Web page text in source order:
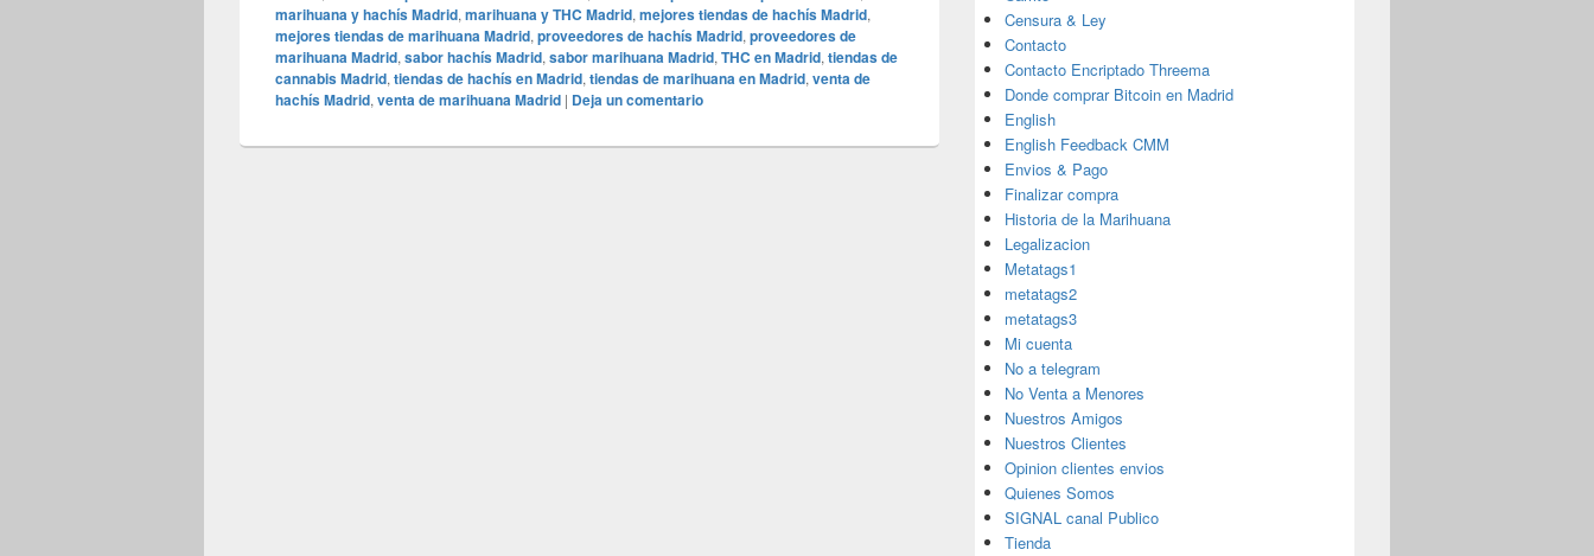
marihuana y hachís Madrid, marihuana y THC Madrid, mejores tiendas de hachís Madrid,
mejores tiendas de marihuana Madrid, proveedores de hachís Madrid, proveedores de
marihuana Madrid, sabor hachís Madrid, sabor marihuana Madrid, THC en Madrid, tiendas de
cannabis Madrid, tiendas de hachís en Madrid, tiendas de marihuana en Madrid, venta de
hachís Madrid, venta de marihuana Madrid | Deja un comentario
Censura & Ley
Contacto
Contacto Encriptado Threema
Donde comprar Bitcoin en Madrid
English
English Feedback CMM
Envios & Pago
Finalizar compra
Historia de la Marihuana
Legalizacion
Metatags1
metatags2
metatags3
Mi cuenta
No a telegram
No Venta a Menores
Nuestros Amigos
Nuestros Clientes
Opinion clientes envios
Quienes Somos
SIGNAL canal Publico
Tienda